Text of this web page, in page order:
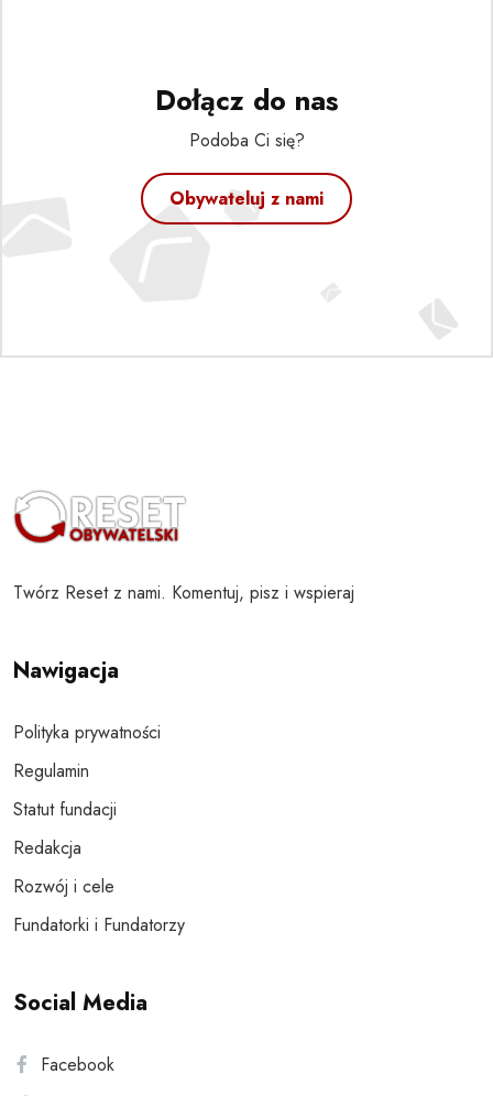
Dołącz do nas
Podoba Ci się?
Obywateluj z nami
Twórz Reset z nami. Komentuj, pisz i wspieraj
Nawigacja
Polityka prywatności
Regulamin
Statut fundacji
Redakcja
Rozwój i cele
Fundatorki i Fundatorzy
Social Media
Facebook